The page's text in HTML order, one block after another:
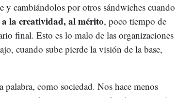
y cambiándolos por otros sándwiches cuando
a la creatividad, al mérito, poco tiempo de
final. Esto es lo malo de las organizaciones
cuando sube pierde la visión de la base,
como sociedad. Nos hace menos